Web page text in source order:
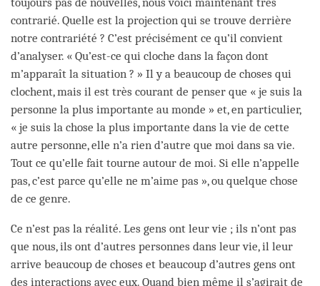
contrarié. Quelle est la projection qui se trouve derrière
notre contrariété ? C’est précisément ce qu’il convient
d’analyser. « Qu’est-ce qui cloche dans la façon dont
m’apparaît la situation ? » Il y a beaucoup de choses qui
clochent, mais il est très courant de penser que « je suis la
personne la plus importante au monde » et, en particulier,
« je suis la chose la plus importante dans la vie de cette
autre personne, elle n’a rien d’autre que moi dans sa vie.
Tout ce qu’elle fait tourne autour de moi. Si elle n’appelle
pas, c’est parce qu’elle ne m’aime pas », ou quelque chose
de ce genre.
Ce n’est pas la réalité. Les gens ont leur vie ; ils n’ont pas
que nous, ils ont d’autres personnes dans leur vie, il leur
arrive beaucoup de choses et beaucoup d’autres gens ont
des interactions avec eux. Quand bien même il s’agirait de